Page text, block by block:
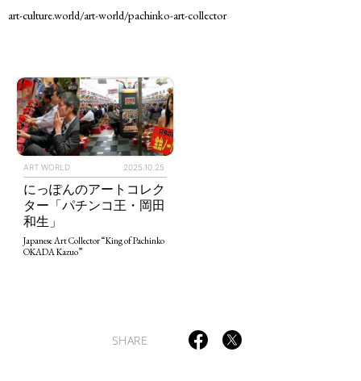
POLITICS REVIEWS
art-culture.world/art-world/pachinko-art-collector
ART WORLD 2025.10.25
にっぽんのアートコレク
ター「パチンコ王・岡田
和生」
Japanese Art Collector “King of Pachinko
OKADA Kazuo”
SHARE